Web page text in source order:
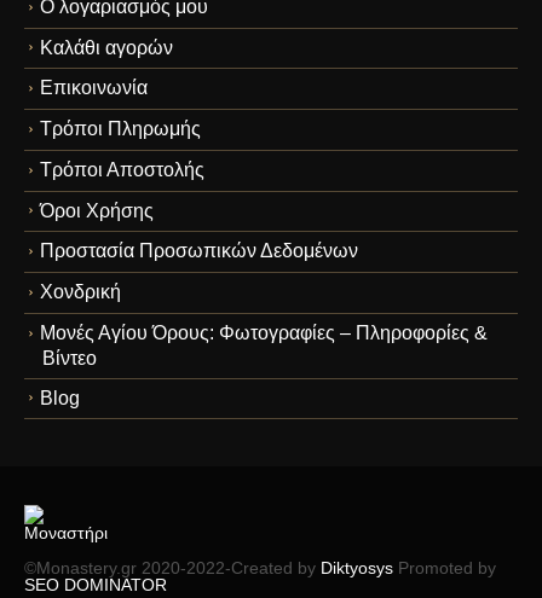
Ο λογαριασμός μου
Καλάθι αγορών
Επικοινωνία
Τρόποι Πληρωμής
Τρόποι Αποστολής
Όροι Χρήσης
Προστασία Προσωπικών Δεδομένων
Χονδρική
Μονές Αγίου Όρους: Φωτογραφίες – Πληροφορίες &
Βίντεο
Blog
©Monastery.gr 2020-2022-Created by Diktyosys Promoted by
SEO DOMINATOR